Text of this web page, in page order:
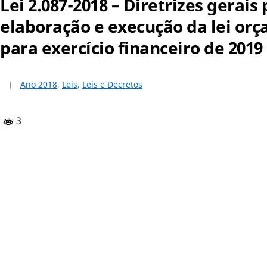
elaboração e execução da lei
para exercício financeiro de 2019
Ano 2018, Leis, Leis e Decretos
3